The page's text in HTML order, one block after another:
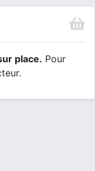
place. Pour